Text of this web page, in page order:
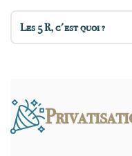
Les 5 R, c'est quoi ?